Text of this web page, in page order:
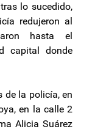
lo sucedido,
redujeron al
hasta el
capital donde
de la policía, en
en la calle 2
Alicia Suárez